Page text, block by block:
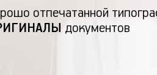
отпечатанной
документов